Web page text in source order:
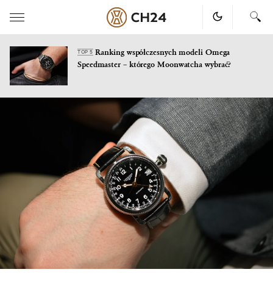
TOP 5Ranking współczesnych modeli Omega
Speedmaster – którego Moonwatcha wybrać?